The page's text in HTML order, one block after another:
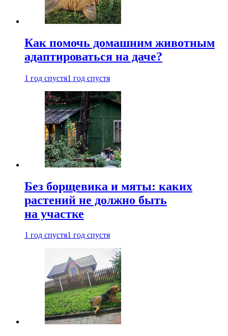
Как помочь домашним животным
адаптироваться на даче?
1 год спустя1 год спустя
Без борщевика и мяты: каких
растений не должно быть
на участке
1 год спустя1 год спустя